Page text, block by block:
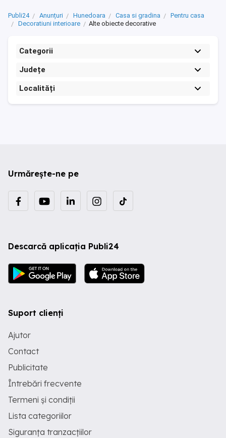
Publi24 Anunțuri Hunedoara Casa si gradina
Pentru casa
Decoratiuni interioare
Alte obiecte decorative
Categorii
Județe
Localități
Urmărește-ne pe
Descarcă aplicația Publi24
Suport clienți
Ajutor
Contact
Publicitate
Întrebări frecvente
Termeni și condiții
Lista categoriilor
Siguranța tranzacțiilor